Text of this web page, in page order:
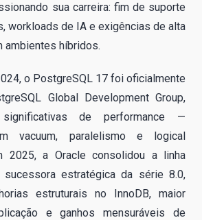
sua carreira: fim de suporte
workloads de IA e exigências de alta
ambientes híbridos.
o PostgreSQL 17 foi oficialmente
Global Development Group,
de performance —
vacuum, paralelismo e logical
2025, a Oracle consolidou a linha
sucessora estratégica da série 8.0,
estruturais no InnoDB, maior
e ganhos mensuráveis de